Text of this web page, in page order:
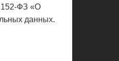
152-ФЗ «О
данных.